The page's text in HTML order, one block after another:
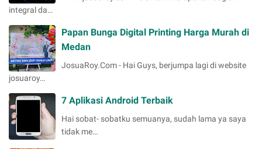
integral da…
Papan Bunga Digital Printing Harga Murah di
Medan
JosuaRoy.Com - Hai Guys, berjumpa lagi di website
josuaroy…
7 Aplikasi Android Terbaik
Hai sobat- sobatku semuanya, sudah lama ya saya
tidak me…